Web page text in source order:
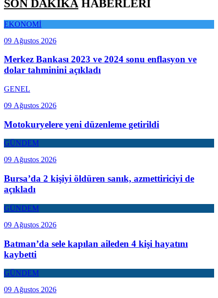
SON DAKİKA HABERLERİ
EKONOMİ
09 Ağustos 2026
Merkez Bankası 2023 ve 2024 sonu enflasyon ve
dolar tahminini açıkladı
GENEL
09 Ağustos 2026
Motokuryelere yeni düzenleme getirildi
GÜNDEM
09 Ağustos 2026
Bursa’da 2 kişiyi öldüren sanık, azmettiriciyi de
açıkladı
GÜNDEM
09 Ağustos 2026
Batman’da sele kapılan aileden 4 kişi hayatını
kaybetti
GÜNDEM
09 Ağustos 2026